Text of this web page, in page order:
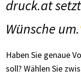
druck.at
Wünsche um.
Haben Sie genaue
soll? Wählen Sie